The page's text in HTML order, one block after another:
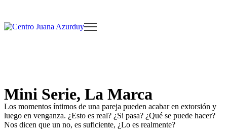
Mini Serie, La Marca
Los momentos íntimos de una pareja pueden acabar en extorsión y
luego en venganza. ¿Esto es real? ¿Si pasa? ¿Qué se puede hacer?
Nos dicen que un no, es suficiente, ¿Lo es realmente?